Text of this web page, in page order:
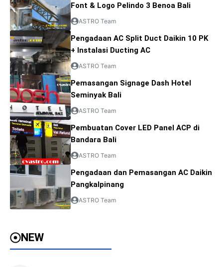
Font & Logo Pelindo 3 Benoa Bali
ASTRO Team
Pengadaan AC Split Duct Daikin 10 PK
+ Instalasi Ducting AC
ASTRO Team
Pemasangan Signage Dash Hotel
Seminyak Bali
ASTRO Team
Pembuatan Cover LED Panel ACP di
Bandara Bali
ASTRO Team
Pengadaan dan Pemasangan AC Daikin
Pangkalpinang
ASTRO Team
NEW